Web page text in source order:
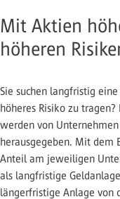
Mit Aktien
höheren
Sie suchen langfristig
höheres Risiko zu
werden von
herausgegeben. Mit dem
Anteil am jeweiligen
als langfristige
längerfristige Anlage von